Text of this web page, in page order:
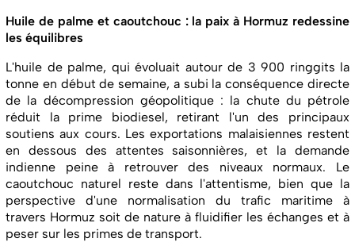
Huile de palme et caoutchouc : la paix à Hormuz redessine
les équilibres
L'huile de palme, qui évoluait autour de 3 900 ringgits la
tonne en début de semaine, a subi la conséquence directe
de la décompression géopolitique : la chute du pétrole
réduit la prime biodiesel, retirant l'un des principaux
soutiens aux cours. Les exportations malaisiennes restent
en dessous des attentes saisonnières, et la demande
indienne peine à retrouver des niveaux normaux. Le
caoutchouc naturel reste dans l'attentisme, bien que la
perspective d'une normalisation du trafic maritime à
travers Hormuz soit de nature à fluidifier les échanges et à
peser sur les primes de transport.